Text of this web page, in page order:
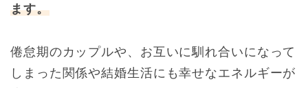
ます。
倦怠期のカップルや、お互いに馴れ合いになって
しまった関係や結婚生活にも幸せなエネルギーが